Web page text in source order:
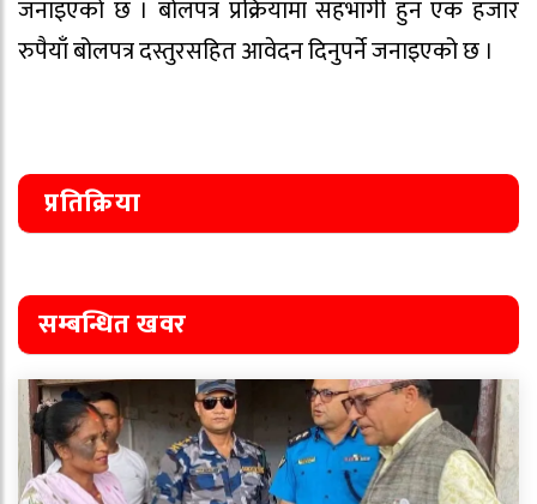
जनाइएको छ । बोलपत्र प्रक्रियामा सहभागी हुन एक हजार
रुपैयाँ बोलपत्र दस्तुरसहित आवेदन दिनुपर्ने जनाइएको छ ।
प्रतिक्रिया
सम्बन्धित खवर